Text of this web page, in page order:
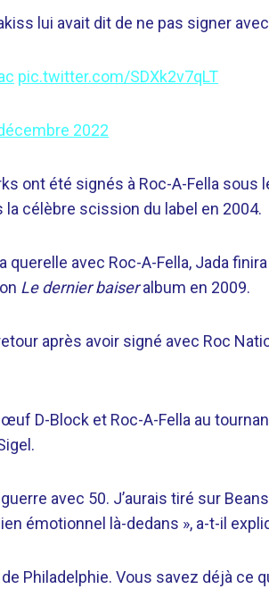
lui avait dit de ne pas signer
pic.twitter.com/SDXk2v7qLT
2022
ont été signés à Roc-A-Fella sous
la célèbre scission du label en 2004.
avec Roc-A-Fella, Jada
Le dernier baiseralbum en 2009.
après avoir signé avec Roc
D-Block et Roc-A-Fella au
avec 50. J’aurais tiré sur
émotionnel là-dedans », a-t-il
Philadelphie. Vous savez déjà ce